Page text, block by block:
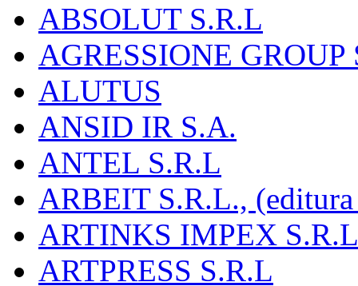
ABSOLUT S.R.L
AGRESSIONE GROUP
ALUTUS
ANSID IR S.A.
ANTEL S.R.L
ARBEIT S.R.L.,
ARTINKS IMPEX
ARTPRESS S.R.L